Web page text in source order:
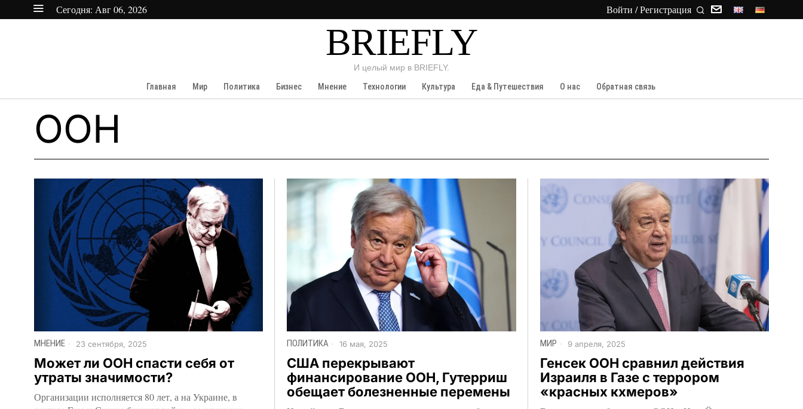
Сегодня: Авг 06, 2026 Войти / Регистрация
BRIEFLY
И целый мир в BRIEFLY.
Главная
Мир Политика Бизнес Мнение Технологии Культура Еда & Путешествия О нас Обратная связь
ООН
МНЕНИЕ 23 сентября, 2025
Может ли ООН спасти себя от
утраты значимости?
Организации исполняется 80 лет, а на Украине, в
ПОЛИТИКА 16 мая, 2025
США перекрывают
финансирование ООН, Гутерриш
обещает болезненные перемены
МИР 9 апреля, 2025
Генсек ООН сравнил действия
Израиля в Газе с террором
«красных кхмеров»